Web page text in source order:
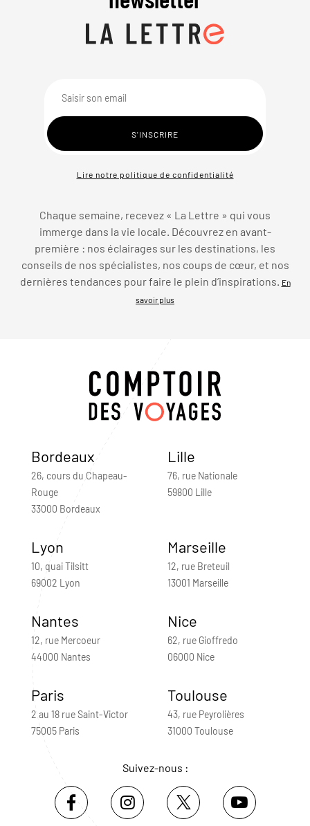
Lire notre politique de confidentialité
Chaque semaine, recevez « La Lettre » qui vous
immerge dans la vie locale. Découvrez en avant-
première : nos éclairages sur les destinations, les
conseils de nos spécialistes, nos coups de cœur, et nos
dernières tendances pour faire le plein d’inspirations.
En
savoir plus
Bordeaux
26, cours du Chapeau-
Rouge
33000 Bordeaux
Lille
76, rue Nationale
59800 Lille
Lyon
10, quai Tilsitt
69002 Lyon
Marseille
12, rue Breteuil
13001 Marseille
Nantes
12, rue Mercoeur
44000 Nantes
Nice
62, rue Gioffredo
06000 Nice
Paris
2 au 18 rue Saint-Victor
75005 Paris
Toulouse
43, rue Peyrolières
31000 Toulouse
Suivez-nous :